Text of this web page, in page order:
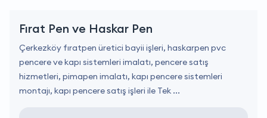
Fırat Pen ve Haskar Pen
Çerkezköy fıratpen üretici bayii işleri, haskarpen pvc
pencere ve kapı sistemleri imalatı, pencere satış
hizmetleri, pimapen imalatı, kapı pencere sistemleri
montajı, kapı pencere satış işleri ile Tek ...